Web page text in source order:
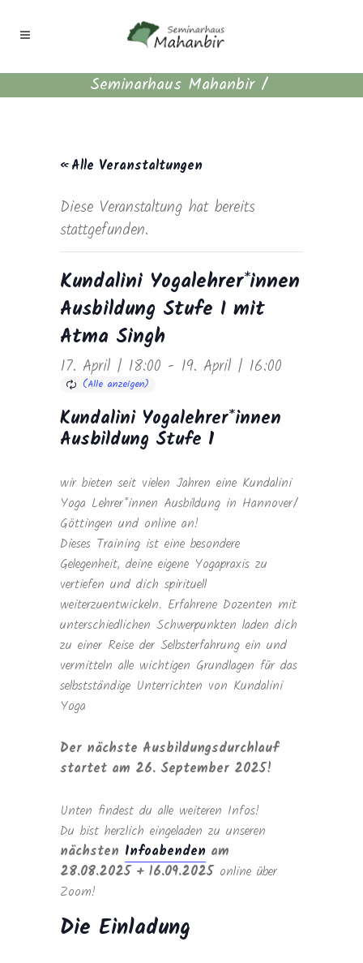
Seminarhaus Mahanbir/
« Alle Veranstaltungen
Diese Veranstaltung hat bereits
stattgefunden.
Kundalini Yogalehrer*innen
Ausbildung Stufe I mit
Atma Singh
17. April | 18:00 - 19. April | 16:00
Kundalini Yogalehrer*innen
Ausbildung Stufe 1
wir bieten seit vielen Jahren eine Kundalini
Yoga Lehrer*innen Ausbildung in Hannover/
Göttingen und online an!
Dieses Training ist eine besondere
Gelegenheit, deine eigene Yogapraxis zu
vertiefen und dich spirituell
weiterzuentwickeln. Erfahrene Dozenten mit
unterschiedlichen Schwerpunkten laden dich
zu einer Reise der Selbsterfahrung ein und
vermitteln alle wichtigen Grundlagen für das
selbstständige Unterrichten von Kundalini
Yoga
Der nächste Ausbildungsdurchlauf
startet am 26. September 2025!
Unten findest du alle weiteren Infos!
Du bist herzlich eingeladen zu unseren
nächsten Infoabenden am
28.08.2025 + 16.09.2025online über
Zoom!
Die Einladung